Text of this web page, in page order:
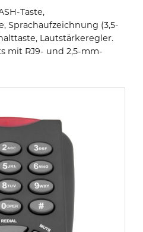
Taste,
Sprachaufzeichnung (3,5-
Lautstärkeregler.
mit RJ9- und 2,5-mm-